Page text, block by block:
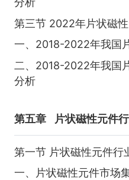
第三节 2022年片状磁
一、2018-2022年我国
二、2018-2022年我国
分析
第五章 片状磁性元件
第一节 片状磁性元件行
一、片状磁性元件市场